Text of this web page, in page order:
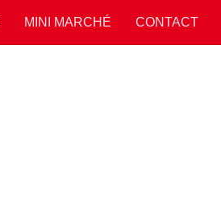
MINI MARCHÉ CONTACT